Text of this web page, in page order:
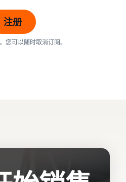
注册
您可以随时取消订阅。